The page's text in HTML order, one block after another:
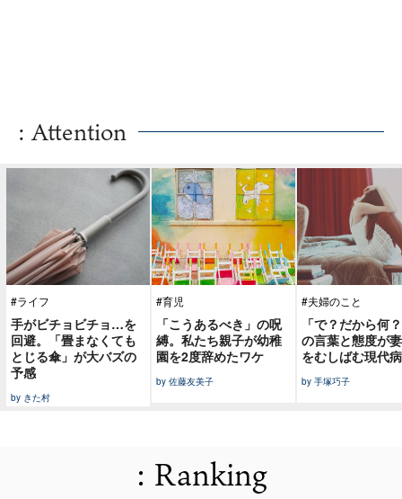
: Attention
#ライフ
手がビチョビチョ…を
回避。「畳まなくても
とじる傘」が大バズの
予感
by きた村
#育児
「こうあるべき」の呪
縛。私たち親子が幼稚
園を2度辞めたワケ
by 佐藤友美子
#夫婦のこと
「で？だから何
の言葉と態度が
をむしばむ現代病
by 手塚巧子
: Ranking